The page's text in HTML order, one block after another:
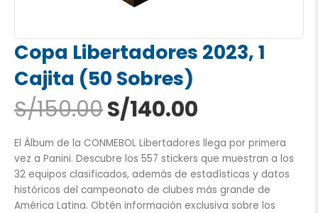
Copa Libertadores 2023, 1
Cajita (50 Sobres)
S/150.00El
precio
original
era:
S/150.00.
S/140.00
actual
es:
S/140.00.
El Álbum de la CONMEBOL Libertadores llega por primera
vez a Panini. Descubre los 557 stickers que muestran a los
32 equipos clasificados, además de estadísticas y datos
históricos del campeonato de clubes más grande de
América Latina. Obtén información exclusiva sobre los